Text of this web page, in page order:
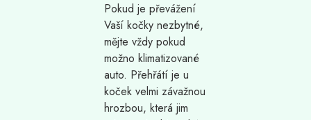
Pokud je převážení
Vaší kočky nezbytné,
mějte vždy pokud
možno klimatizované
auto. Přehřátí je u
koček velmi závažnou
hrozbou, která jim